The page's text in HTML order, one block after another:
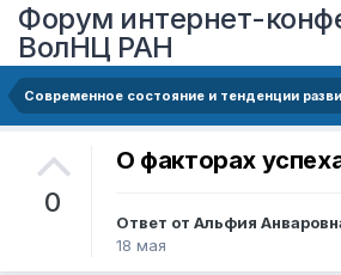
Форум интернет-
ВолНЦ РАН
0
О факторах
Ответ от Альфия
18 мая